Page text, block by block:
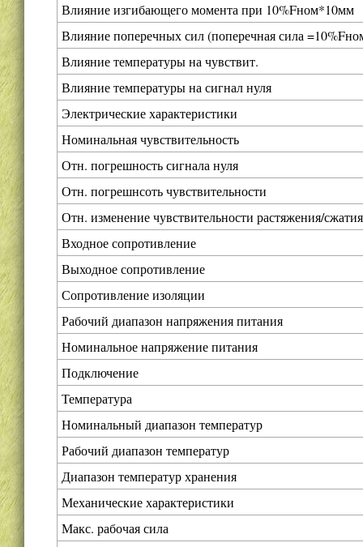
Влияние изгибающего момента при 10%Fном*10мм
Влияние поперечных сил (поперечная сила
Влияние температуры на чувствит.
Влияние температуры на сигнал нуля
Электрические характеристики
Номинальная чувствительность
Отн. погрешность сигнала нуля
Отн. погрешнсоть чувствительности
Отн. изменение чувствительности растяжения/сжатия
Входное сопротивление
Выходное сопротивление
Сопротивление изоляции
Рабочий диапазон напряжения питания
Номинальное напряжение питания
Подключение
Температура
Номинальный диапазон температур
Рабочий диапазон температур
Диапазон температур хранения
Механические характеристики
Макс. рабочая сила